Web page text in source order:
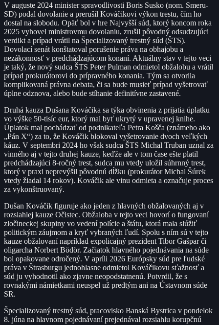
V auguste 2024 minister spravodlivosti Boris Susko (nom. Smeru-
SD) podal dovolanie a prerušil Kováčikovi výkon trestu, čím ho
dostal na slobodu. Opäť bol v hre Najvyšší súd, ktorý koncom roka
2025 vyhovel ministrovmu dovolaniu, zrušil pôvodný odsudzujúci
verdikt a prípad vrátil na Špecializovaný trestný súd (ŠTS).
Dovolací senát konštatoval porušenie práva na obhajobu a
nezákonnosť v predchádzajúcom konaní. Aktuálny stav v tejto veci
je taký, že nový sudca ŠTS Peter Pulman odmietol obžalobu a vrátil
prípad prokurátorovi do prípravného konania. Tým sa otvorila
komplikovaná právna debata, či sa bude musieť prípad vyšetrovať
úplne odznova, alebo bude stíhanie definitívne zastavené.
Druhá kauza Dušana Kováčika sa týka obvinenia z prijatia úplatku
vo výške 50-tisíc eur, ktorý mal byť ukrytý v upravenej knihe.
Úplatok mal pochádzať od podnikateľa Petra Košča (známeho ako
„Pán X“) za to, že Kováčik blokoval vyšetrovanie dvoch veľkých
káuz. V septembri 2024 ho však sudca ŠTS Michal Truban uznal za
vinného aj v tejto druhej kauze, keďže ale v tom čase ešte platil
predchádzajúci 8-ročný trest, sudca mu vtedy uložil súhrnný trest,
ktorý v praxi neprevýšil pôvodnú dĺžku (prokurátor Michal Šúrek
vtedy žiadal 14 rokov). Kováčik ale vinu odmieta a označuje proces
za vykonštruovaný.
Dušan Kováčik figuruje ako jeden z hlavných obžalovaných aj v
rozsiahlej kauze Očistec. Obžaloba v tejto veci hovorí o fungovaní
zločineckej skupiny vo vedení polície a štátu, ktorá mala slúžiť
politickým záujmom a kryť vybraných ľudí. Spolu s ním sú v tejto
kauze obžalovaní napríklad expolicajný prezident Tibor Gašpar či
oligarcha Norbert Bödör. Začiatok hlavného pojednávania na súde
bol opakovane odročený. V apríli 2026 Európsky súd pre ľudské
práva v Štrasburgu jednohlasne odmietol Kováčikovu sťažnosť a
súd ju vyhodnotil ako zjavne neopodstatnenú. Potvrdil, že s
rovnakými námietkami neuspel už predtým ani na Ústavnom súde
SR.
Špecializovaný trestný súd, pracovisko Banská Bystrica v pondelok
8. júna na hlavnom pojednávaní prejednával rozsiahlu korupčnú